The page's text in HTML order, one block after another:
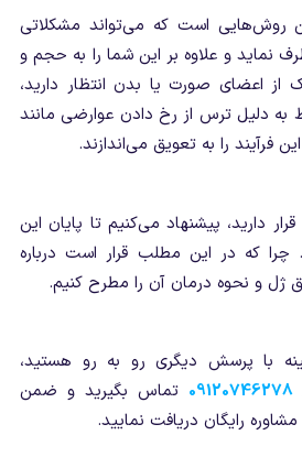
روش‌هایی است که می‌تواند مشکلاتی
نماید و علاوه بر این شما را به حجم و
اعضای صورت یا بدن انتظار دارید،
به دلیل ترس از رخ دادن عوارضی مانند
فرآیند را به تعویق می‌اندازند.
دارید، پیشنهاد می‌کنیم تا پایان این
چرا که در این مطلب قرار است درباره
ژل و نحوه درمان آن را مطرح کنیم.
با پرسش دیگری رو به رو هستید،
09120746278 تماس بگیرید و ضمن
رایگان دریافت نمایید.